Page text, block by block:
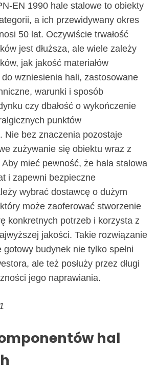
EN 1990 hale stalowe to obiekty
a ich przewidywany okres
50 lat. Oczywiście trwałość
jest dłuższa, ale wiele zależy
jak jakość materiałów
wzniesienia hali, zastosowane
warunki i sposób
czy dbałość o wykończenie
punktów
Nie bez znaczenia pozostaje
zużywanie się obiektu wraz z
Aby mieć pewność, że hala stalowa
i zapewni bezpieczne
wybrać dostawcę o dużym
może zaoferować stworzenie
konkretnych potrzeb i korzysta z
jakości. Takie rozwiązanie
budynek nie tylko spełni
ale też posłuży przez długi
jego naprawiania.
hal